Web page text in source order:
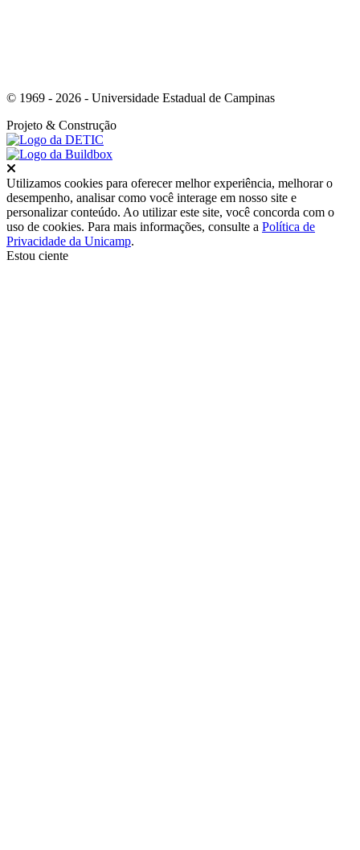
© 1969 - 2026 - Universidade Estadual de Campinas
Projeto & Construção
Utilizamos cookies para oferecer melhor experiência, melhorar o
desempenho, analisar como você interage em nosso site e
personalizar conteúdo. Ao utilizar este site, você concorda com o
uso de cookies. Para mais informações, consulte a Política de
Privacidade da Unicamp.
Estou ciente